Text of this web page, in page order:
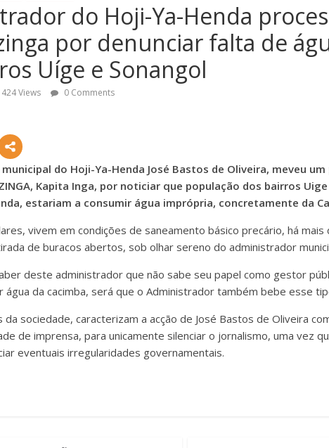
do Hoji-Ya-Henda
por denunciar falta de
Uíge e Sonangol
424 Views 0 Comments
do Hoji-Ya-Henda José Bastos de Oliveira, meveu
Kapita Inga, por noticiar que população dos bairros
estariam a consumir água imprópria, concretamente da
vivem em condições de saneamento básico precário, há
de buracos abertos, sob olhar sereno do administrador
deste administrador que não sabe seu papel como gestor
água da cacimba, será que o Administrador também bebe esse
sociedade, caracterizam a acção de José Bastos de Oliveira
de imprensa, para unicamente silenciar o jornalismo, uma vez
eventuais irregularidades governamentais.